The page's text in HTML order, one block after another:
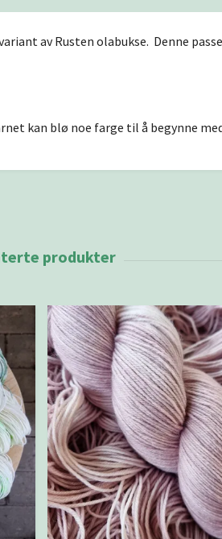
av Rusten olabukse. Denne
kan blø noe farge til å begynne